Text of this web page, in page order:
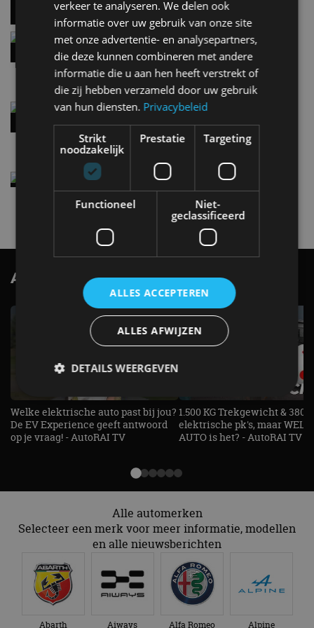
Hennessey Blackbird krijgt atmosferische V8 en
handbak: soms is eenvoud leuker
5 aug
Audi A2 e-Tron mikt op verbruik van 12,8 kWh
4 aug
Elektrische Geely E2 (tijdelijk) net zo goedkoop
als een Renault Twingo
4 aug
AutoRAI.nl TV SUBSCRIBE
Welke elektrische auto past bij jou?
De EV Experience geeft antwoord
op je vraag! - AutoRAI TV
1.500 KG Trekgewicht & 380
elektrische pk's, maar
AUTO is het? - AutoRAI TV
Alle automerken
Selecteer een merk voor meer informatie, modellen
en alle nieuwsberichten
Abarth Aiways Alfa Romeo Alpine
verkeer te analyseren. We delen ook
informatie over uw gebruik van onze site
met onze advertentie- en analysepartners,
die deze kunnen combineren met andere
informatie die u aan hen heeft verstrekt of
die zij hebben verzameld door uw gebruik
van hun diensten. Privacybeleid
Strikt
noodzakelijk
Prestatie Targeting
Functioneel
Niet-
geclassificeerd
ALLES ACCEPTEREN
ALLES AFWIJZEN
DETAILS WEERGEVEN
Strikt noodzakelijk Prestatie
Targeting
Strikt noodzakelijke cookies maken de
kernfunctionaliteiten van de website mogelijk, zoals
gebruikersaanmelding en accountbeheer. De
strikt noodzakelijke cookies.
Domein
Vervaldatum
cf_clearance
Cloudflare,
.autorai.nl